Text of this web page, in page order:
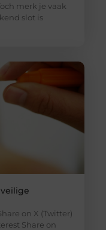
merk je vaak
slot is
on X (Twitter)
Share on